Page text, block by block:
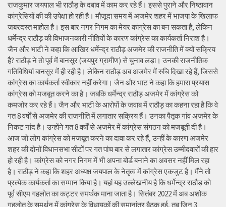
राजकुमार जयपाल भी राठौड़ के दबाव में काम कर रहे हैं। इससे पुराने और निष्ठावान
कांग्रेसियों की की उपेक्षा हो रही है। मौजूदा समय में अजमेर शहर में भाजपा के खिलाफ
जबरदस्त माहोल है। इस बार नगर निगम का मेयर कांग्रेस का बन सकता है, लेकिन
धर्मेन्द्र राठौड़ की विभाजनकारी नीतियों के कारण कांग्रेस का कार्यकर्ता निराश है।
जैन और भाटी ने कहा कि आखिर धर्मेन्द्र राठौड़ अजमेर की राजनीति में क्यों सक्रिय
हैै? राठौड़ ने तो पूर्व में बानसूर (जयपुर ग्रामीण) से चुनाव लड़ा। उनकी राजनीतिक
गतिविधियां बानसूर में ही रही है। लेकिन राठौड़ अब अजमेर में रुचि दिखा रहे हैं, जिससे
कांग्रेस का कार्यकर्ता स्वीकार नहीं करेगा। जैन और भाट ने कहा कि हमारा प्रयास
कांग्रेस को मजबूत करने का है। जबकि धर्मेन्द्र राठौड़ अजमेर में कांग्रेस को
कमजोर कर रहे हैं। जैन और भाटी के आरोपों के जवाब में राठौड़ का कहना रहा है कि वे
गत 8 वर्षों से अजमेर की राजनीति में लगातार सक्रिय हैं। उनका पैतृक गांव अजमेर के
निकट नांद है। उन्होंने गत 8 वर्षों से अजमेर में कांग्रेस संगठन को मजबूती दी है।
आज जो लोग कांग्रेस को मजबूत करने का दावा कर रहे हैं, उन्हीं के कारण अजमेर
शहर की दोनों विधानसभा सीटों पर गत पांच बार से लगातार कांग्रेस उम्मीदवारों की हार
हो रही है। कांग्रेस को नगर निगम में भी अपना बोर्ड बनाने का अवसर नहीं मिल रहा
है। राठौड़ ने कहा कि शहर अध्यक्ष जयपाल के नेतृत्व में कांग्रेस एकजुट है। मैंने तो
प्रत्येक कार्यकर्ता का सम्मान किया है। यहां यह उल्लेखनीय है कि धर्मेन्द्र राठौड़ को
पूर्व सीएम गहलोत का कट्टर समर्थक माना जाता है। सितंबर 2022 में अब अशोक
गहलोत के समर्थन में कांग्रेस के विधायकों की समानांतर बैठक हुई, तब जिन 3